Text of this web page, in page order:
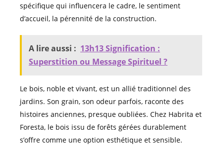
spécifique qui influencera le cadre, le sentiment
d’accueil, la pérennité de la construction.
A lire aussi : 13h13 Signification :
Superstition ou Message Spirituel ?
Le bois, noble et vivant, est un allié traditionnel des
jardins. Son grain, son odeur parfois, raconte des
histoires anciennes, presque oubliées. Chez Habrita et
Foresta, le bois issu de forêts gérées durablement
s’offre comme une option esthétique et sensible.